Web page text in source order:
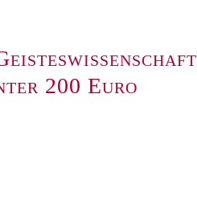
200 Euro